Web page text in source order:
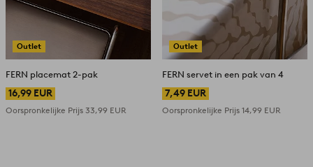
Outlet
FERN placemat 2-pak
16,99 EUR
Oorspronkelijke Prijs 33,99 EUR
Outlet
FERN servet in een pak van 4
7,49 EUR
Oorspronkelijke Prijs 14,99 EUR